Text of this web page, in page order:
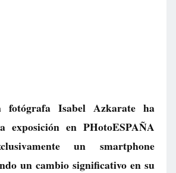
fotógrafa Isabel Azkarate ha
exposición en PHotoESPAÑA
un smartphone
un cambio significativo en su